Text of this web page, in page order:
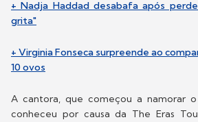
+ Nadja Haddad desabafa após
grita"
+ Virginia Fonseca surpreende ao
10 ovos
A cantora, que começou a namorar
conheceu por causa da The Eras